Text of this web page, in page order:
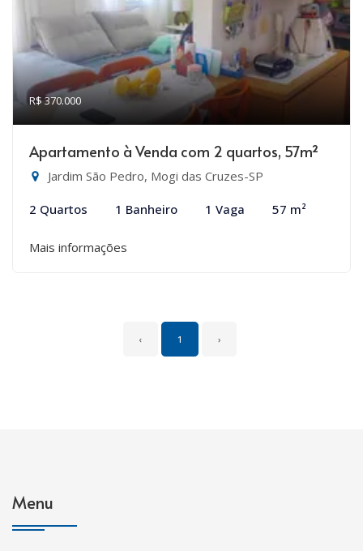
R$ 370.000
Apartamento à Venda com 2 quartos, 57m²
Jardim São Pedro, Mogi das Cruzes-SP
2 Quartos 1 Banheiro 1 Vaga 57 m²
Mais informações
‹ 1 ›
Menu